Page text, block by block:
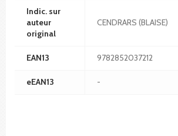
Indic. sur
auteur
original
CENDRARS (BLAISE)
EAN13 9782852037212
eEAN13 -